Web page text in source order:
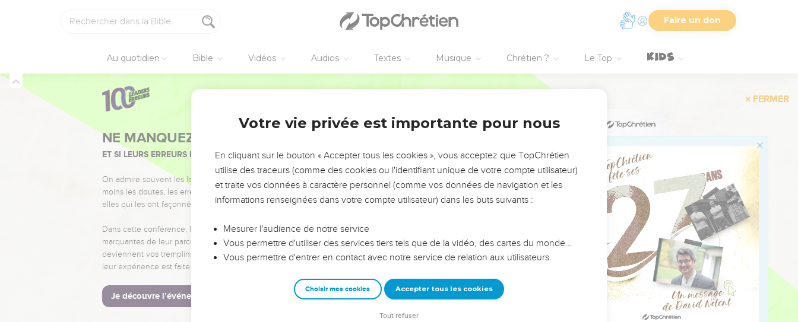
Faire un don
Au quotidien Bible Vidéos Audios Textes Musique Chrétien ? Le Top
Faites retentir votre voix dans les palais d'Asdod et dans les palais de l'Egypte, et dites : « Rassemblez-vous
sur les montagnes de Samarie et voyez quel immense désordre au milieu d'elle, quelles violences s'y
Ils ne savent pas agir avec droiture, déclare l'Eternel, ils entassent dans leurs palais le produit de la violence
et du pillage.
C'est pourquoi, voici ce que dit le Seigneur, l'Eternel : L'ennemi encerclera le pays, il détruira ta force et tes
Triste «salut»
12 Voici ce que dit l'Eternel : Le berger ne peut arracher à la gueule du lion que deux jambes ou un bout
d'oreille, et c’est ainsi que seront sauvés les Israélites qui sont assis dans Samarie à l'angle d'un lit et sur des
tapis de Damas.
13 Ecoutez et donnez cet avertissement à la communauté de Jacob, déclare le Seigneur, l'Eternel, le Dieu de
l’univers :
14 Le jour où je punirai Israël pour ses transgressions, je frapperai sur les autels de Béthel ; les cornes de l'autel
seront brisées et tomberont par terre.
15 Je démolirai les maisons d'hiver et les maisons d'été ; les palais d'ivoire seront détruits, les maisons des
Votre vie privée est importante pour nous
En cliquant sur le bouton « Accepter tous les cookies », vous acceptez que TopChrétien
utilise des traceurs (comme des cookies ou l'identifiant unique de votre compte utilisateur)
et traite vos données à caractère personnel (comme vos données de navigation et les
informations renseignées dans votre compte utilisateur) dans les buts suivants :
Mesurer l'audience de notre service
Vous permettre d'utiliser des services tiers tels que de la vidéo, des cartes du monde…
Vous permettre d'entrer en contact avec notre service de relation aux utilisateurs.
Choisir mes cookies Accepter tous les cookies
Tout refuser